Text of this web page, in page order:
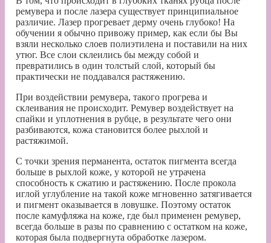
ремувера и после лазера существует принципиальное
различие. Лазер прогревает дерму очень глубоко! На
обучении я обычно привожу пример, как если бы Вы
взяли несколько слоев полиэтилена и поставили на них
утюг. Все слои склеились бы между собой и
превратились в один толстый слой, который бы
практически не поддавался растяжению.
При воздействии ремувера, такого прогрева и
склеивания не происходит. Ремувер воздействует на
спайки и уплотнения в рубце, в результате чего они
разбиваются, кожа становится более рыхлой и
растяжимой.
С точки зрения перманента, остаток пигмента всегда
больше в рыхлой коже, у которой не утрачена
способность к сжатию и растяжению. После прокола
иглой углубление на такой коже мгновенно затягивается
и пигмент оказывается в ловушке. Поэтому остаток
после камуфляжа на коже, где был применен ремувер,
всегда больше в разы по сравнению с остатком на коже,
которая была подвергнута обработке лазером.